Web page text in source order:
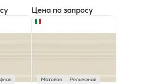
Цена по запросу
Матовая
Рельефная